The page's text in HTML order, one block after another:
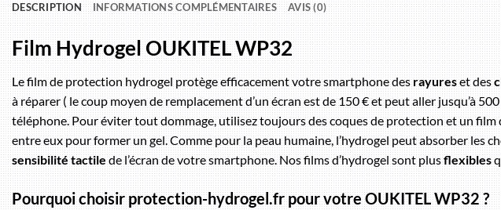
DESCRIPTION INFORMATIONS COMPLÉMENTAIRES AVIS (0)
Film Hydrogel OUKITEL WP32
Le film de protection hydrogel protège efficacement votre smartphone desrayureset des
à réparer ( le coup moyen de remplacement d’un écran est de 150 € et peut aller jusqu’à
téléphone. Pour éviter tout dommage, utilisez toujours des coques de protection et un
entre eux pour former un gel. Comme pour la peau humaine, l’hydrogel peut absorber
sensibilité tactilede l’écran de votre smartphone. Nos films d’hydrogel sont plusflexibles
Pourquoi choisir protection-hydrogel.fr pour votre OUKITEL WP32 ?